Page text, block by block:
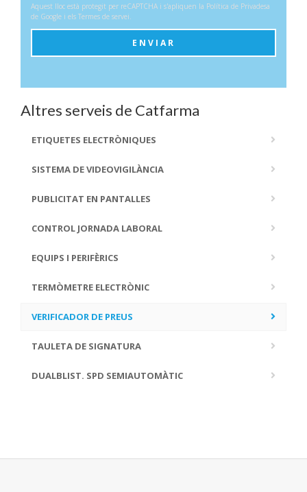
Aquest lloc està protegit per reCAPTCHA i s'apliquen la Política de Privadesa
de Google i els Termes de servei
ENVIAR
Altres serveis de Catfarma
ETIQUETES ELECTRÒNIQUES
SISTEMA DE VIDEOVIGILÀNCIA
PUBLICITAT EN PANTALLES
CONTROL JORNADA LABORAL
EQUIPS I PERIFÈRICS
TERMÒMETRE ELECTRÒNIC
VERIFICADOR DE PREUS
TAULETA DE SIGNATURA
DUALBLIST. SPD SEMIAUTOMÀTIC